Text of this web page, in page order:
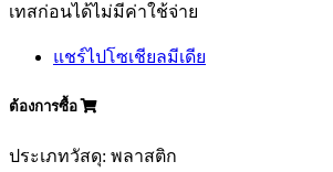
เทสก่อนได้ไม่มีค่าใช้จ่าย
แชร์ไปโซเชียลมีเดีย
ต้องการซื้อ
ประเภทวัสดุ: พลาสติก